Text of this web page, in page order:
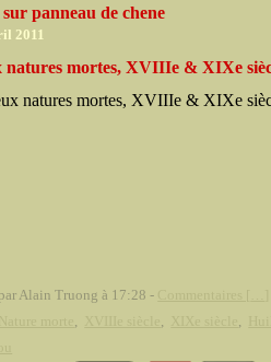
panneau de chene
2011
natures mortes, XVIIIe & XIXe
Alain Truong à 17:28 -
, , ,